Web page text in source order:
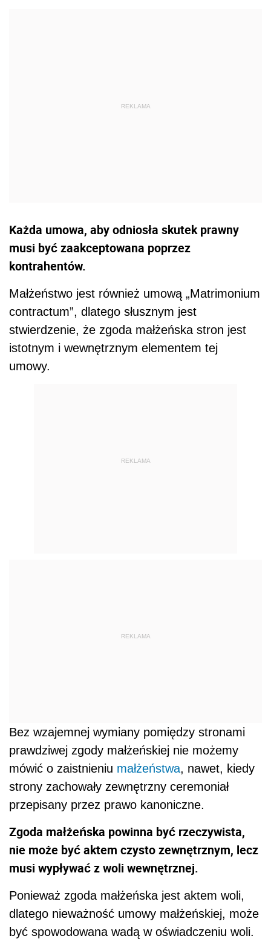
Każda umowa, aby odniosła skutek prawny
musi być zaakceptowana poprzez
kontrahentów.
Małżeństwo jest również umową „Matrimonium
contractum”, dlatego słusznym jest
stwierdzenie, że zgoda małżeńska stron jest
istotnym i wewnętrznym elementem tej
umowy.
REKLAMA
REKLAMA
Bez wzajemnej wymiany pomiędzy stronami
prawdziwej zgody małżeńskiej nie możemy
mówić o zaistnieniu małżeństwa, nawet, kiedy
strony zachowały zewnętrzny ceremoniał
przepisany przez prawo kanoniczne.
Zgoda małżeńska powinna być rzeczywista,
nie może być aktem czysto zewnętrznym, lecz
musi wypływać z woli wewnętrznej.
Ponieważ zgoda małżeńska jest aktem woli,
dlatego nieważność umowy małżeńskiej, może
być spowodowana wadą w oświadczeniu woli.